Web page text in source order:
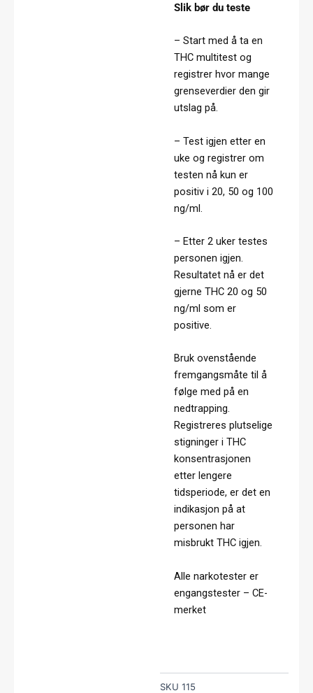
Slik bør du teste
– Start med å ta en
THC multitest og
registrer hvor mange
grenseverdier den gir
utslag på.
– Test igjen etter en
uke og registrer om
testen nå kun er
positiv i 20, 50 og 100
ng/ml.
– Etter 2 uker testes
personen igjen.
Resultatet nå er det
gjerne THC 20 og 50
ng/ml som er
positive.
Bruk ovenstående
fremgangsmåte til å
følge med på en
nedtrapping.
Registreres plutselige
stigninger i THC
konsentrasjonen
etter lengere
tidsperiode, er det en
indikasjon på at
personen har
misbrukt THC igjen.
Alle narkotester er
engangstester – CE-
merket
SKU 115